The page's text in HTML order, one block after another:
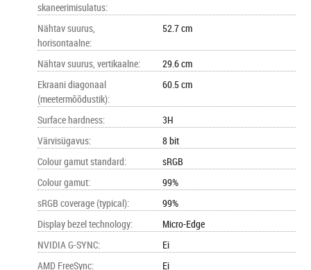
skaneerimisulatus:
Nähtav suurus,
horisontaalne:
52.7 cm
Nähtav suurus, vertikaalne:
29.6 cm
Ekraani diagonaal
(meetermõõdustik):
60.5 cm
Surface hardness:
3H
Värvisügavus:
8 bit
Colour gamut standard:
sRGB
Colour gamut:
99%
sRGB coverage (typical):
99%
Display bezel technology:
Micro-Edge
NVIDIA G-SYNC:
Ei
AMD FreeSync: Ei